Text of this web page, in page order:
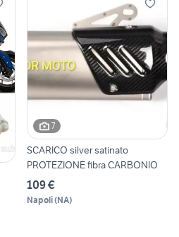
7
SCARICO silver satinato
PROTEZIONE fibra CARBONIO
109 €
Napoli(NA)